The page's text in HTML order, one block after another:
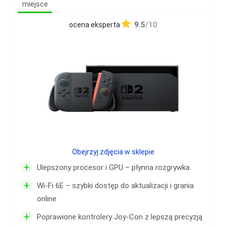
miejsce
ocena eksperta 9.5/10
+ Ulepszony procesor i GPU – płynna rozgrywka
+
Wi-Fi 6E – szybki dostęp do aktualizacji i grania
online
+ Poprawione kontrolery Joy-Con z lepszą precyzją
Obejrzyj zdjęcia w sklepie